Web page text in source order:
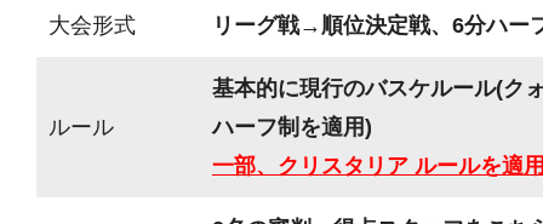
大会形式 リーグ戦→順位決定戦、6分ハー
ルール
基本的に現行のバスケルール(ク
ハーフ制を適用)
一部、クリスタリア ルールを適